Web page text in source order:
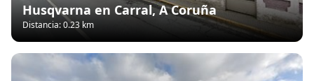
Husqvarna en Carral, A Coruña
Distancia: 0.23 km